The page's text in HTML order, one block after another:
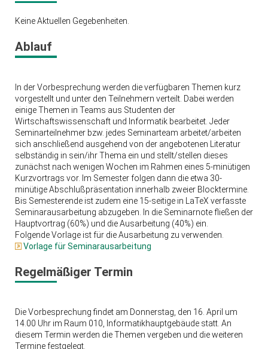
Keine Aktuellen Gegebenheiten.
Ablauf
In der Vorbesprechung werden die verfügbaren Themen kurz
vorgestellt und unter den Teilnehmern verteilt. Dabei werden
einige Themen in Teams aus Studenten der
Wirtschaftswissenschaft und Informatik bearbeitet. Jeder
Seminarteilnehmer bzw. jedes Seminarteam arbeitet/arbeiten
sich anschließend ausgehend von der angebotenen Literatur
selbständig in sein/ihr Thema ein und stellt/stellen dieses
zunächst nach wenigen Wochen im Rahmen eines 5-minütigen
Kurzvortrags vor. Im Semester folgen dann die etwa 30-
minütige Abschlußpräsentation innerhalb zweier Blocktermine.
Bis Semesterende ist zudem eine 15-seitige in LaTeX verfasste
Seminarausarbeitung abzugeben. In die Seminarnote fließen der
Hauptvortrag (60%) und die Ausarbeitung (40%) ein.
Folgende Vorlage ist für die Ausarbeitung zu verwenden.
Vorlage für Seminarausarbeitung
Regelmäßiger Termin
Die Vorbesprechung findet am Donnerstag, den 16. April um
14.00 Uhr im Raum 010, Informatikhauptgebäude statt. An
diesem Termin werden die Themen vergeben und die weiteren
Termine festgelegt.